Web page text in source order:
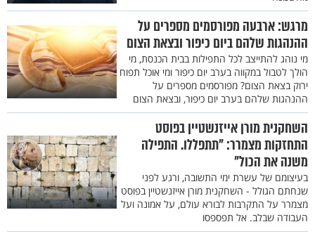
מרגש: ארבעה מפורסמים מספרים על
ההנהגות שלהם ביום כיפור ובצאת הצום
מי נוהג להתייצב לכל התפילות בבית הכנסת, מי
הולך לטבול במקווה בערב יום כיפור ומי אוכל תפוח
ירוק בצאת הצום? מפורסמים מספרים על
ההנהגות שלהם בערב יום כיפור, ובצאת הצום
השחקנית מורן אייזנשטיין בפוסט
התחזקות מצמרר: "תתפללו. התפילה
משנה את הכול"
בעיצומם של עשרת ימי התשובה, ורגע לפני
שנחתם הגולל - השחקנית מורן אייזנשטיין בפוסט
מצמרר על התקרבות לבורא עולם, על אמונה ועל
העבודה שבלב. אל תפספסו